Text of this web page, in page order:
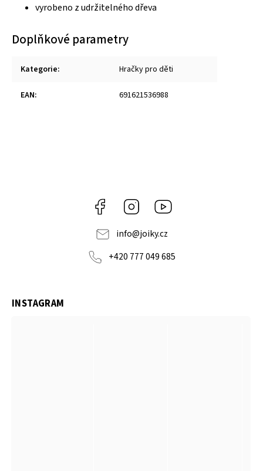
vyrobeno z udržitelného dřeva
Doplňkové parametry
Kategorie: Hračky pro děti
EAN: 691621536988
Facebook Instagram
info@joiky.cz
+420 777 049 685
INSTAGRAM